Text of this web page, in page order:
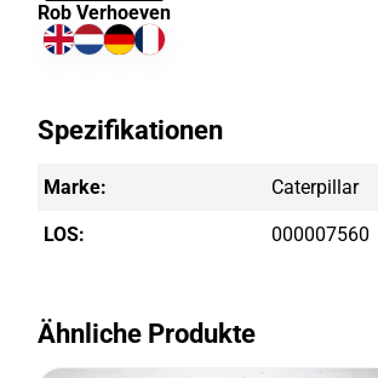
Rob Verhoeven
Spezifikationen
Marke: Caterpillar
LOS: 000007560
Ähnliche Produkte